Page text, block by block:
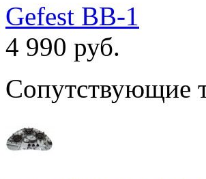
Gefest ВВ-1
4 990 руб.
Сопутствующие